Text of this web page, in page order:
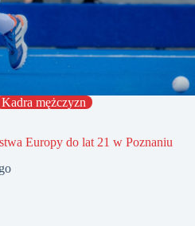
Kadra mężczyzn
Europy do lat 21 w Poznaniu